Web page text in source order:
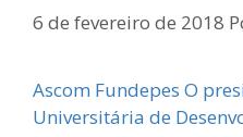
6 de fevereiro de 2018
Ascom Fundepes O
Universitária de